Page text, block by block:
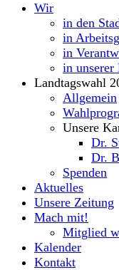
Wir
in den
in
in
in unserer
Landtagswahl
Allgemein
Unsere
Dr.
Dr.
Spenden
Aktuelles
Unsere Zeitung
Mach mit!
Mitglied
Kalender
Kontakt